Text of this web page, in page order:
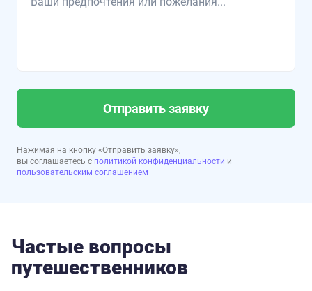
Отправить заявку
Нажимая на кнопку «Отправить заявку»,
вы соглашаетесь с политикой конфиденциальности и
пользовательским соглашением
Частые вопросы
путешественников